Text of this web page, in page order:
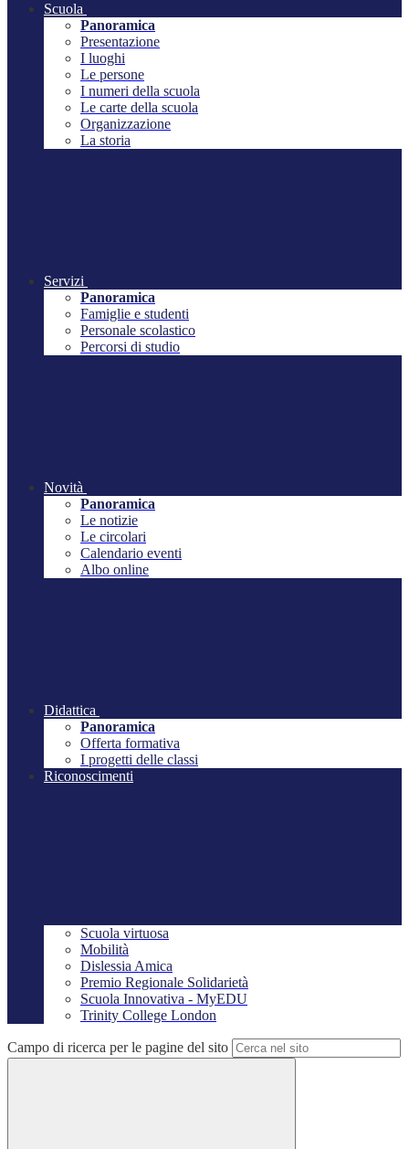
Scuola
Panoramica
Presentazione
I luoghi
Le persone
I numeri della scuola
Le carte della scuola
Organizzazione
La storia
Servizi
Panoramica
Famiglie e studenti
Personale scolastico
Percorsi di studio
Novità
Panoramica
Le notizie
Le circolari
Calendario eventi
Albo online
Didattica
Panoramica
Offerta formativa
I progetti delle classi
Riconoscimenti
Scuola virtuosa
Mobilità
Dislessia Amica
Premio Regionale Solidarietà
Scuola Innovativa - MyEDU
Trinity College London
Campo di ricerca per le pagine del sito